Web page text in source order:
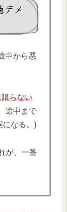
メ
中から悪
らない
途中まで
になる。)
が、一番